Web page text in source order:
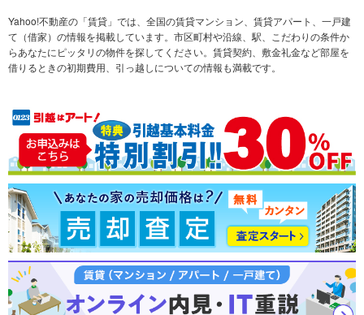
不動産会社から探す 希望の条件から探す
テーマから探す ランキングから探す
新築マンション 中古マンション
新築一戸建て 中古一戸建て
売却査定
マンションカタログ 教えて！住まいの先生
Yahoo!不動産の「賃貸」では、全国の賃貸マンション、賃貸アパート、一戸建
て（借家）の情報を掲載しています。市区町村や沿線、駅、こだわりの条件か
らあなたにピッタリの物件を探してください。賃貸契約、敷金礼金など部屋を
借りるときの初期費用、引っ越しについての情報も満載です。